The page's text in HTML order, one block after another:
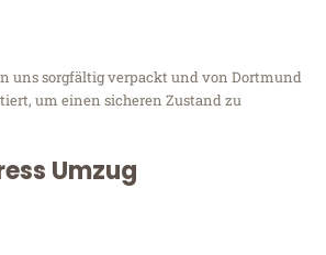
uns sorgfältig verpackt und von Dortmund
um einen sicheren Zustand zu
Umzug